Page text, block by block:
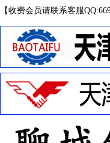
【收费会员请联系客服